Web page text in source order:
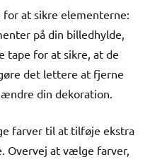
at sikre elementerne:
på din billedhylde,
tape for at sikre, at de
det lettere at fjerne
din dekoration.
farver til at tilføje ekstra
Overvej at vælge farver,